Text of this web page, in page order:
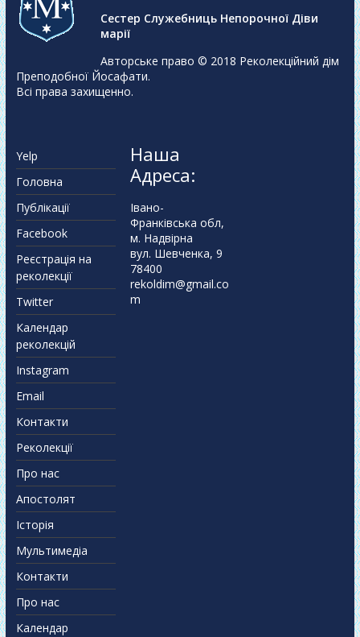
Сестер Служебниць Непорочної Діви
марії
Авторське право © 2018 Реколекційний дім
Преподобної Йосафати.
Всі права захищенно.
Yelp
Головна
Публікації
Facebook
Реєстрація на
реколекції
Twitter
Календар
реколекцій
Instagram
Email
Контакти
Реколекції
Про нас
Апостолят
Історія
Мультимедіа
Контакти
Про нас
Календар
Наша
Адреса:
Івано-
Франківська обл,
м. Надвірна
вул. Шевченка, 9
78400
rekoldim@gmail.co
m